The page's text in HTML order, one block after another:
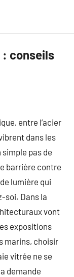
: conseils
entre l’acier
dans les
simple pas de
barrière contre
lumière qui
soi. Dans la
vont
expositions
marins, choisir
vitrée ne se
demande